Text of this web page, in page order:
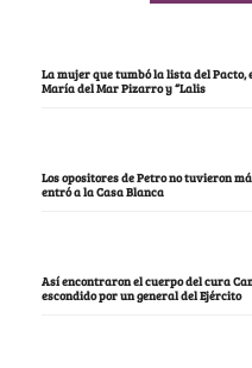
La mujer que tumbó la lista del
María del Mar Pizarro y “Lalis
Los opositores de Petro no tuvieron
entró a la Casa Blanca
Así encontraron el cuerpo del cura
escondido por un general del Ejército